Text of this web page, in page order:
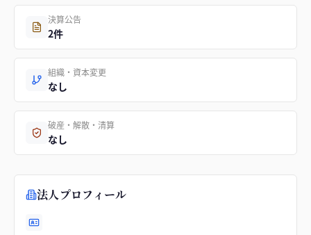
決算公告
2件
組織・資本変更
なし
破産・解散・清算
なし
法人プロフィール